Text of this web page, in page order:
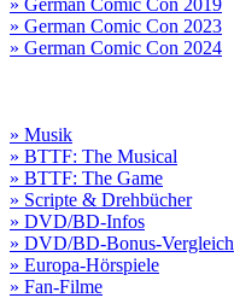
» German Comic Con 2019
» German Comic Con 2023
» German Comic Con 2024
» Musik
» BTTF: The Musical
» BTTF: The Game
» Scripte & Drehbücher
» DVD/BD-Infos
» DVD/BD-Bonus-Vergleich
» Europa-Hörspiele
» Fan-Filme